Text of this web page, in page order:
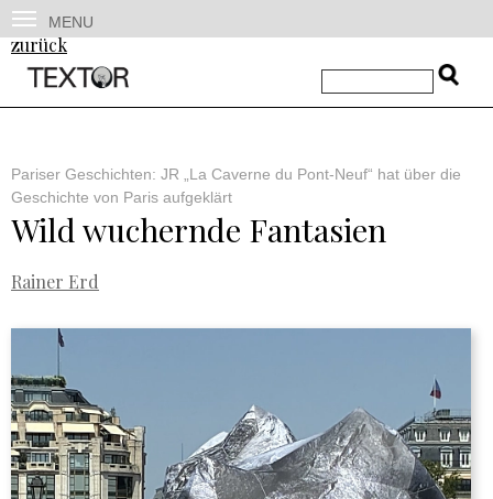
MENU
zurück
Pariser Geschichten: JR „La Caverne du Pont-Neuf“ hat über die
Geschichte von Paris aufgeklärt
Wild wuchernde Fantasien
Rainer Erd